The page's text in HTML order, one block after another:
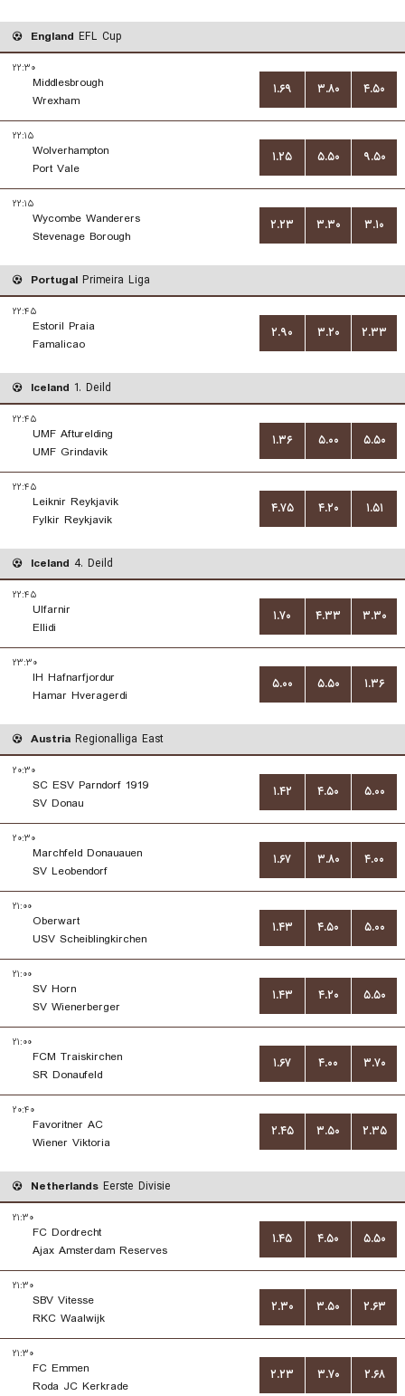
England EFL Cup
۲۲:۳۰
Middlesbrough
Wrexham
۱.۶۹ ۳.۸۰ ۴.۵۰
۲۲:۱۵
Wolverhampton
Port Vale
۱.۲۵ ۵.۵۰ ۹.۵۰
۲۲:۱۵
Wycombe Wanderers
Stevenage Borough
۲.۲۳ ۳.۳۰ ۳.۱۰
Portugal Primeira Liga
۲۲:۴۵
Estoril Praia
Famalicao
۲.۹۰ ۳.۲۰ ۲.۳۳
Iceland 1. Deild
۲۲:۴۵
UMF Afturelding
UMF Grindavik
۱.۳۶ ۵.۰۰ ۵.۵۰
۲۲:۴۵
Leiknir Reykjavik
Fylkir Reykjavik
۴.۷۵ ۴.۲۰ ۱.۵۱
Iceland 4. Deild
۲۲:۴۵
Ulfarnir
Ellidi
۱.۷۰ ۴.۳۳ ۳.۳۰
۲۳:۳۰
IH Hafnarfjordur
Hamar Hveragerdi
۵.۰۰ ۵.۵۰ ۱.۳۶
Austria Regionalliga East
۲۰:۳۰
SC ESV Parndorf 1919
SV Donau
۱.۴۲ ۴.۵۰ ۵.۰۰
۲۰:۳۰
Marchfeld Donauauen
SV Leobendorf
۱.۶۷ ۳.۸۰ ۴.۰۰
۲۱:۰۰
Oberwart
USV Scheiblingkirchen
۱.۴۳ ۴.۵۰ ۵.۰۰
۲۱:۰۰
SV Horn
SV Wienerberger
۱.۴۳ ۴.۲۰ ۵.۵۰
۲۱:۰۰
FCM Traiskirchen
SR Donaufeld
۱.۶۷ ۴.۰۰ ۳.۷۰
۲۰:۴۰
Favoritner AC
Wiener Viktoria
۲.۴۵ ۳.۵۰ ۲.۳۵
Netherlands Eerste Divisie
۲۱:۳۰
FC Dordrecht
Ajax Amsterdam Reserves
۱.۴۵ ۴.۵۰ ۵.۵۰
۲۱:۳۰
SBV Vitesse
RKC Waalwijk
۲.۳۰ ۳.۵۰ ۲.۶۳
۲۱:۳۰
FC Emmen
Roda JC Kerkrade
۲.۲۳ ۳.۷۰ ۲.۶۸